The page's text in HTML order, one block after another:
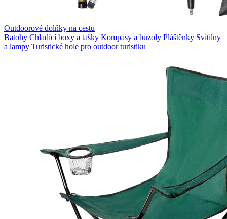
Outdoorové dolňky na cestu
Batohy Chladící boxy a tašky Kompasy a buzoly Pláštěnky Svítilny
a lampy Turistické hole pro outdoor turistiku